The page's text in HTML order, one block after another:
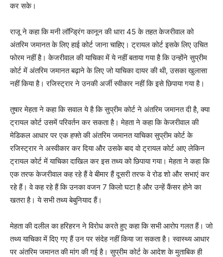
कर सके।
राजू ने कहा कि मनी लॉन्ड्रिंग कानून की धारा 45 के तहत केजरीवाल को
अंतरिम जमानत के लिए हाई कोर्ट जाना चाहिए। ट्रायल कोर्ट इसके लिए उचित
फोरम नहीं है। केजरीवाल की याचिका में ये नहीं बताया गया है कि उन्होंने सुप्रीम
कोर्ट में अंतरिम जमानत बढ़ाने के लिए जो याचिका दायर की थी, उसका खुलासा
नहीं किया है। रजिस्ट्रार ने उनकी अर्जी स्वीकार नहीं कि इसे छिपाया गया है।
तुषार मेहता ने कहा कि सवाल ये है कि सुप्रीम कोर्ट ने अंतरिम जमानत दी है, क्या
ट्रायल कोर्ट उसमें परिवर्तन कर सकता है। मेहता ने कहा कि केजरीवाल की
मेडिकल आधार पर एक हफ्ते की अंतरिम जमानत याचिका सुप्रीम कोर्ट के
रजिस्ट्रार ने अस्वीकार कर दिया और उसके बाद वो ट्रायल कोर्ट आए लेकिन
ट्रायल कोर्ट में याचिका दाखिल कर इस तथ्य को छिपाया गया। मेहता ने कहा कि
एक तरफ केजरीवाल कह रहे हैं वे बीमार हैं दूसरी तरफ वे रोड शो और सभाएं कर
रहे हैं। वे कह रहे हैं कि उनका वजन 7 किलो घटा है और उन्हें कैंसर होने का
खतरा है। ये सभी तथ्य बेबुनियाद हैं।
मेहता की दलील का हरिहरन ने विरोध करते हुए कहा कि सभी आरोप गलत हैं। जो
तथ्य याचिका में दिए गए हैं उन पर संदेह नहीं किया जा सकता है। स्वास्थ्य आधार
पर अंतरिम जमानत की मांग की गई है। सुप्रीम कोर्ट के आदेश के मुताबिक ही